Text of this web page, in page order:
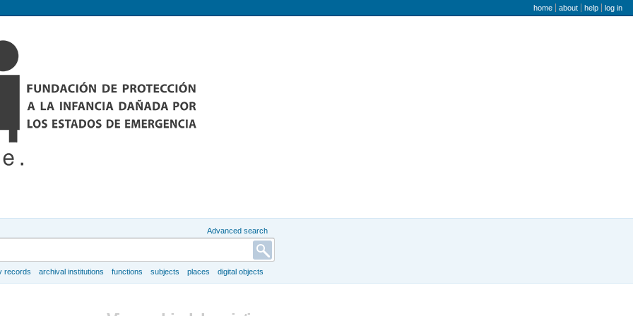
user menu
home about help log in
Advanced search
records archival institutions functions subjects places digital objects